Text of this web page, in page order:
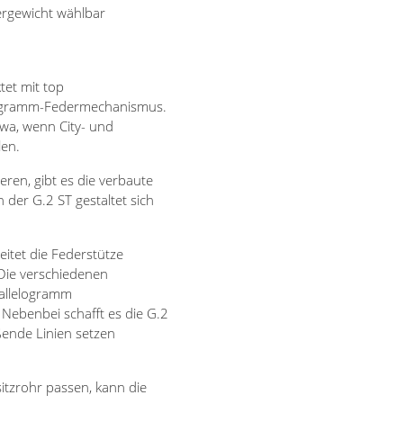
wählbar
mit top
Federmechanismus.
wenn City- und
gibt es die verbaute
G.2 ST gestaltet sich
die Federstütze
verschiedenen
schafft es die G.2
Linien setzen
passen, kann die